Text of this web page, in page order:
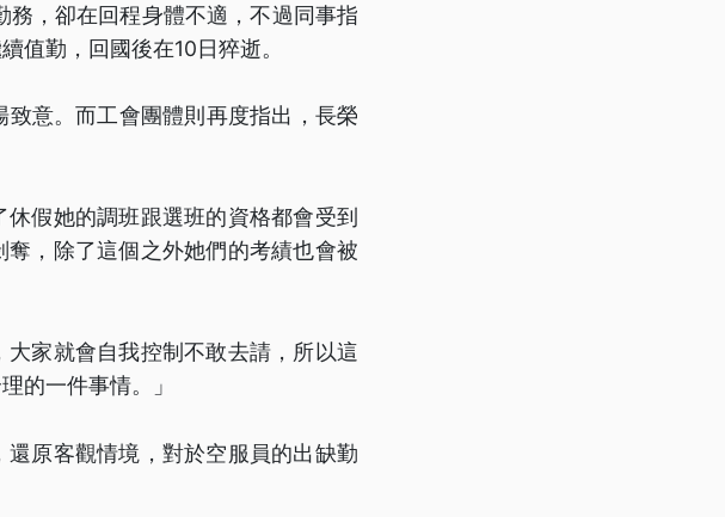
，卻在回程身體不適，不過同事指
值勤，回國後在10日猝逝。
意。而工會團體則再度指出，長榮
假她的調班跟選班的資格都會受到
，除了這個之外她們的考績也會被
家就會自我控制不敢去請，所以這
的一件事情。」
原客觀情境，對於空服員的出缺勤